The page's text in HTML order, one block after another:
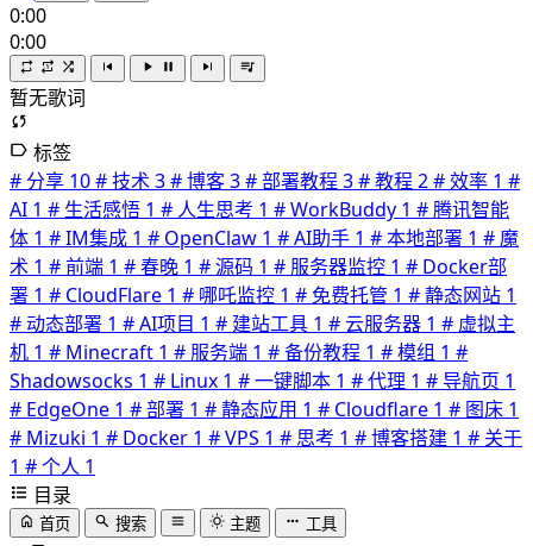
0:00
0:00
暂无歌词
标签
# 分享 10# 技术3# 博客3# 部署教程 3# 教程 2# 效率 1 #
AI 1 # 生活感悟 1 # 人生思考 1 # WorkBuddy 1 # 腾讯智能
体 1 # IM集成 1 # OpenClaw 1 # AI助手 1 # 本地部署 1 # 魔
术 1 # 前端 1 # 春晚 1 # 源码 1 # 服务器监控 1 # Docker部
署 1 # CloudFlare 1 # 哪吒监控 1 # 免费托管 1 # 静态网站 1
# 动态部署 1 # AI项目 1 # 建站工具 1 # 云服务器 1 # 虚拟主
机 1 # Minecraft 1 # 服务端 1 # 备份教程 1 # 模组 1 #
Shadowsocks 1 # Linux 1 # 一键脚本 1 # 代理 1 # 导航页 1
# EdgeOne 1 # 部署 1 # 静态应用 1 # Cloudflare 1 # 图床 1
# Mizuki 1 # Docker 1 # VPS 1 # 思考 1 # 博客搭建 1 # 关于
1 # 个人 1
目录
首页 搜索 主题 工具